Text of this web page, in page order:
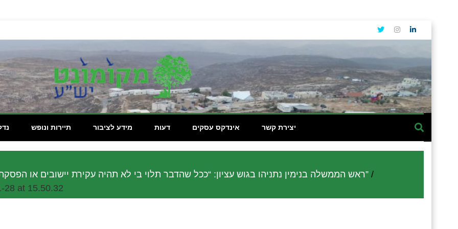
תיירות ונופש מידע לציבור דעות אינדקס עסקים יצירת קשר
ראש הממשלה בנימין נתניהו בגוש עציון: “ככל שהדבר תלוי בי לא תהיה עקירת יישובים או הפסקת יישובים אלא ההיפך הגמור”
28 at 15.50.32